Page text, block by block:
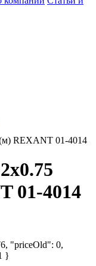
REXANT 01-4014
01-4014
"priceOld": 0,
}